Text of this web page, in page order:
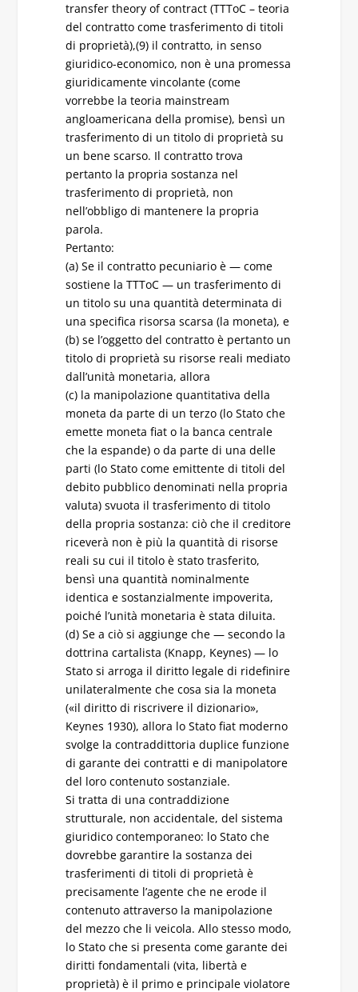
transfer theory of contract (TTToC – teoria
del contratto come trasferimento di titoli
di proprietà),(9) il contratto, in senso
giuridico-economico, non è una promessa
giuridicamente vincolante (come
vorrebbe la teoria mainstream
angloamericana della promise), bensì un
trasferimento di un titolo di proprietà su
un bene scarso. Il contratto trova
pertanto la propria sostanza nel
trasferimento di proprietà, non
nell’obbligo di mantenere la propria
parola.
Pertanto:
(a) Se il contratto pecuniario è — come
sostiene la TTToC — un trasferimento di
un titolo su una quantità determinata di
una specifica risorsa scarsa (la moneta), e
(b) se l’oggetto del contratto è pertanto un
titolo di proprietà su risorse reali mediato
dall’unità monetaria, allora
(c) la manipolazione quantitativa della
moneta da parte di un terzo (lo Stato che
emette moneta fiat o la banca centrale
che la espande) o da parte di una delle
parti (lo Stato come emittente di titoli del
debito pubblico denominati nella propria
valuta) svuota il trasferimento di titolo
della propria sostanza: ciò che il creditore
riceverà non è più la quantità di risorse
reali su cui il titolo è stato trasferito,
bensì una quantità nominalmente
identica e sostanzialmente impoverita,
poiché l’unità monetaria è stata diluita.
(d) Se a ciò si aggiunge che — secondo la
dottrina cartalista (Knapp, Keynes) — lo
Stato si arroga il diritto legale di ridefinire
unilateralmente che cosa sia la moneta
(«il diritto di riscrivere il dizionario»,
Keynes 1930), allora lo Stato fiat moderno
svolge la contraddittoria duplice funzione
di garante dei contratti e di manipolatore
del loro contenuto sostanziale.
Si tratta di una contraddizione
strutturale, non accidentale, del sistema
giuridico contemporaneo: lo Stato che
dovrebbe garantire la sostanza dei
trasferimenti di titoli di proprietà è
precisamente l’agente che ne erode il
contenuto attraverso la manipolazione
del mezzo che li veicola. Allo stesso modo,
lo Stato che si presenta come garante dei
diritti fondamentali (vita, libertà e
proprietà) è il primo e principale violatore